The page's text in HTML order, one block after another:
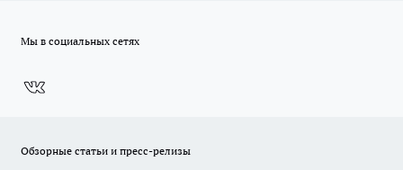
Мы в социальных сетях
Обзорные статьи и пресс-релизы